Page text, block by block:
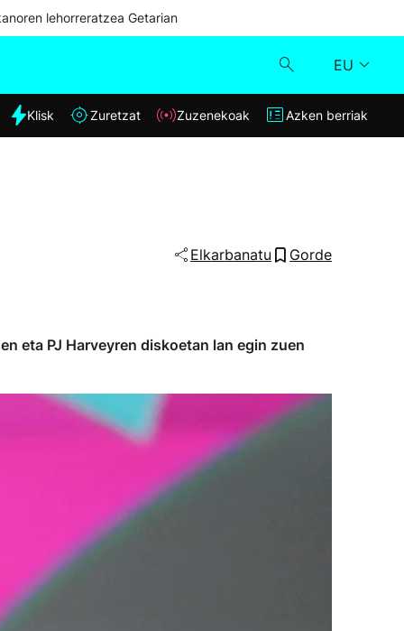
lehorreratzea Getarian
EU
Klisk
Klisk Zuretzat Zuzenekoak Azken berriak
Elkarbanatu Gorde
eta PJ Harveyren diskoetan lan egin zuen